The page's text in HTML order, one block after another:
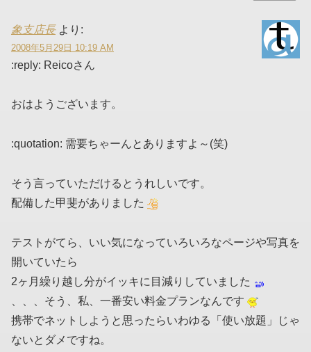
象支店長 より:
2008年5月29日 10:19 AM
:reply: Reicoさん
おはようございます。
:quotation: 需要ちゃーんとありますよ～(笑)
そう言っていただけるとうれしいです。
配備した甲斐がありました
テストがてら、いい気になっていろいろなページや写真を
開いていたら
2ヶ月繰り越し分がイッキに目減りしていました
、、、そう、私、一番安い料金プランなんです
携帯でネットしようと思ったらいわゆる「使い放題」じゃ
ないとダメですね。